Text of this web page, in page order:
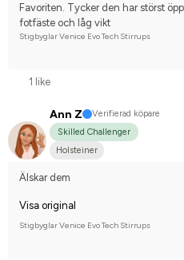
Favoriten. Tycker den har störst
fotfäste och låg vikt
Stigbyglar Venice Evo Tech Stirrups
1 like
Ann Z
Verifierad köpare
Skilled Challenger
Holsteiner
Älskar dem
Visa original
Stigbyglar Venice Evo Tech Stirrups